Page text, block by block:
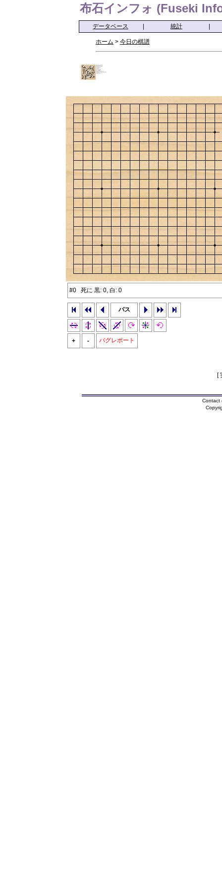
布石インフォ (Fuseki
データベース 統計
ホーム > 今日の棋譜
#0 死に 黒: 0, 白: 0
パス
+ - バグレポート
[
Contact